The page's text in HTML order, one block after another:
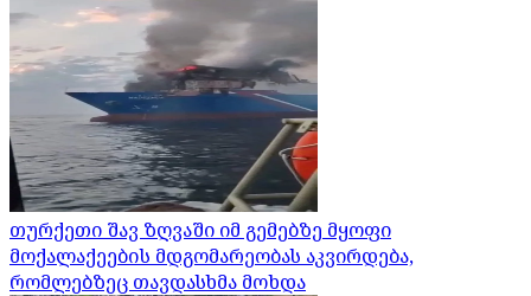
თურქეთი შავ ზღვაში იმ გემებზე მყოფი
მოქალაქეების მდგომარეობას აკვირდება,
რომლებზეც თავდასხმა მოხდა